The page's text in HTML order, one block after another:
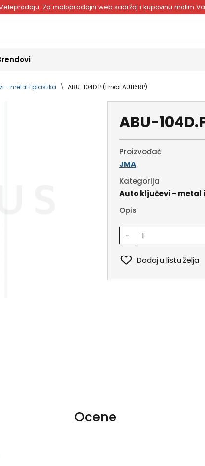
Za maloprodajni web sadržaj i kupovinu molim
- metal i plastika ABU-104D.P (Errebi AU116RP)
ABU-
Proizvođač
JMA
Kategorija
Auto ključevi - metal
Opis
-
Dodaj u listu želja
Ocene
5